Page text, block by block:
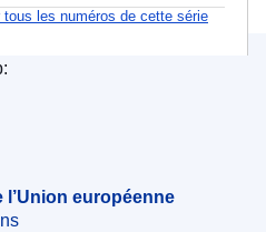
tous les numéros de cette série
l’Union européenne
européenne